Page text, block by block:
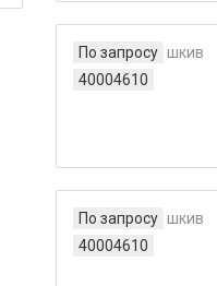
По запросу
40004610
По запросу
40004610